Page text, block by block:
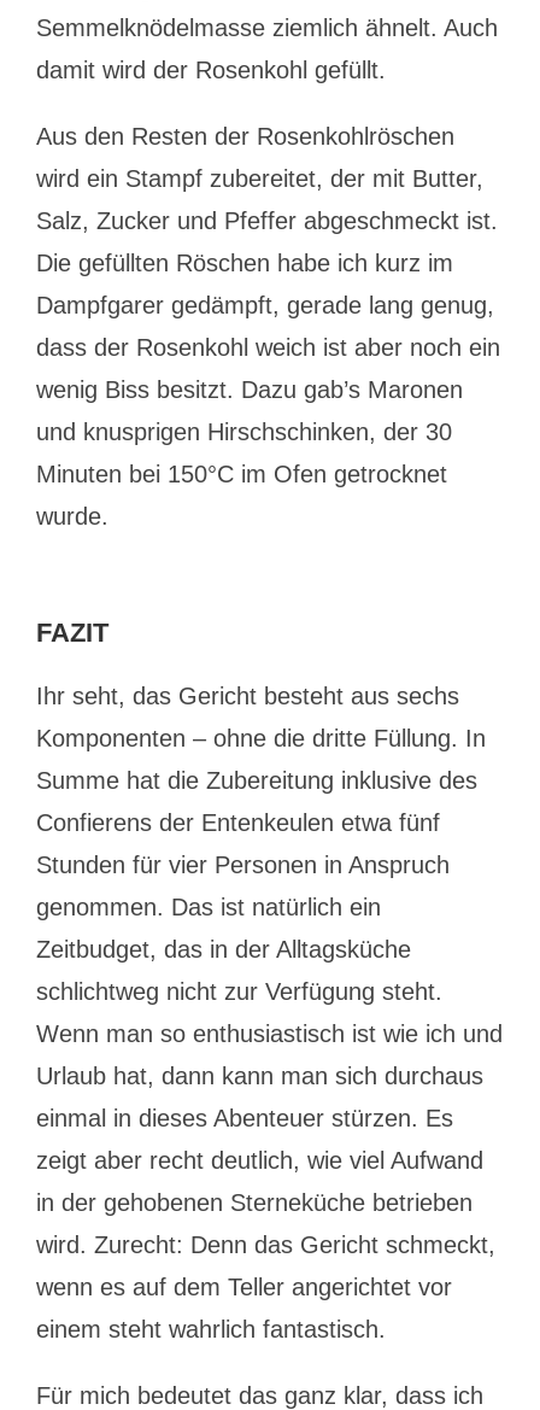
Semmelknödelmasse ziemlich ähnelt. Auch
damit wird der Rosenkohl gefüllt.
Aus den Resten der Rosenkohlröschen
wird ein Stampf zubereitet, der mit Butter,
Salz, Zucker und Pfeffer abgeschmeckt ist.
Die gefüllten Röschen habe ich kurz im
Dampfgarer gedämpft, gerade lang genug,
dass der Rosenkohl weich ist aber noch ein
wenig Biss besitzt. Dazu gab’s Maronen
und knusprigen Hirschschinken, der 30
Minuten bei 150°C im Ofen getrocknet
wurde.
FAZIT
Ihr seht, das Gericht besteht aus sechs
Komponenten – ohne die dritte Füllung. In
Summe hat die Zubereitung inklusive des
Confierens der Entenkeulen etwa fünf
Stunden für vier Personen in Anspruch
genommen. Das ist natürlich ein
Zeitbudget, das in der Alltagsküche
schlichtweg nicht zur Verfügung steht.
Wenn man so enthusiastisch ist wie ich und
Urlaub hat, dann kann man sich durchaus
einmal in dieses Abenteuer stürzen. Es
zeigt aber recht deutlich, wie viel Aufwand
in der gehobenen Sterneküche betrieben
wird. Zurecht: Denn das Gericht schmeckt,
wenn es auf dem Teller angerichtet vor
einem steht wahrlich fantastisch.
Für mich bedeutet das ganz klar, dass ich